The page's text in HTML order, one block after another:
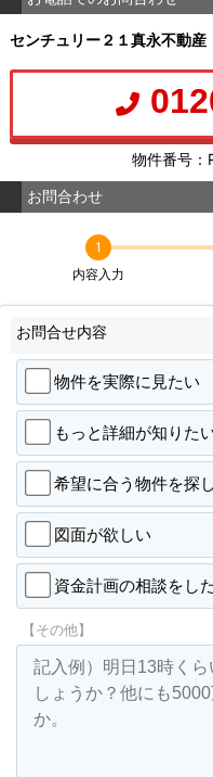
センチュリー２１真永不動産
物件番号
お問合わせ
1
内容入力
お問合せ内容
物件を実際に見たい
もっと詳細が知りた
希望に合う物件を探
図面が欲しい
資金計画の相談をし
【その他】